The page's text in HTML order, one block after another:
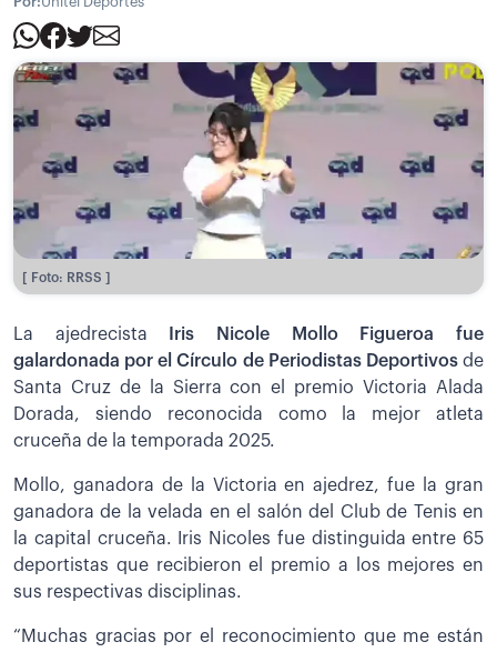
[ Foto: RRSS ]
La ajedrecista Iris Nicole Mollo Figueroa fue
galardonada por el Círculo de Periodistas Deportivos de
Santa Cruz de la Sierra con el premio Victoria Alada
Dorada, siendo reconocida como la mejor atleta
cruceña de la temporada 2025.
Mollo, ganadora de la Victoria en ajedrez, fue la gran
ganadora de la velada en el salón del Club de Tenis en
la capital cruceña. Iris Nicoles fue distinguida entre 65
deportistas que recibieron el premio a los mejores en
sus respectivas disciplinas.
“Muchas gracias por el reconocimiento que me están